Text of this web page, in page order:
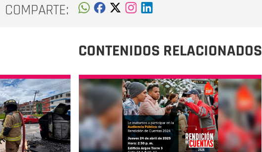
COMPARTE:
CONTENIDOS RELACIONADOS